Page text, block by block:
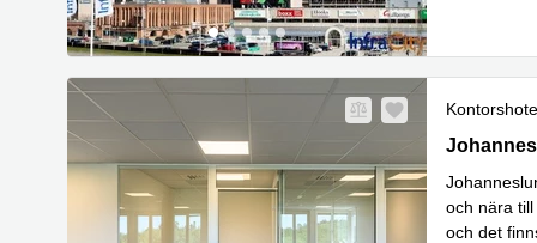
och nära
och det